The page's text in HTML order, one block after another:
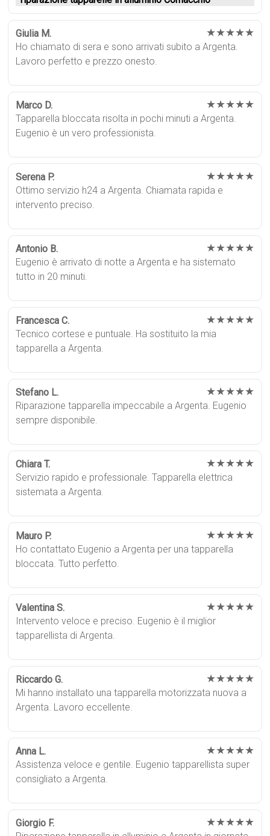
Giulia M. ★★★★★
Ho chiamato di sera e sono arrivati subito a Argenta.
Lavoro perfetto e prezzo onesto.
Marco D. ★★★★★
Tapparella bloccata risolta in pochi minuti a Argenta.
Eugenio è un vero professionista.
Serena P. ★★★★★
Ottimo servizio h24 a Argenta. Chiamata rapida e
intervento preciso.
Antonio B. ★★★★★
Eugenio è arrivato di notte a Argenta e ha sistemato
tutto in 20 minuti.
Francesca C. ★★★★★
Tecnico cortese e puntuale. Ha sostituito la mia
tapparella a Argenta.
Stefano L. ★★★★★
Riparazione tapparella impeccabile a Argenta. Eugenio
sempre disponibile.
Chiara T. ★★★★★
Servizio rapido e professionale. Tapparella elettrica
sistemata a Argenta.
Mauro P. ★★★★★
Ho contattato Eugenio a Argenta per una tapparella
bloccata. Tutto perfetto.
Valentina S. ★★★★★
Intervento veloce e preciso. Eugenio è il miglior
tapparellista di Argenta.
Riccardo G. ★★★★★
Mi hanno installato una tapparella motorizzata nuova a
Argenta. Lavoro eccellente.
Anna L. ★★★★★
Assistenza veloce e gentile. Eugenio tapparellista super
consigliato a Argenta.
Giorgio F. ★★★★★